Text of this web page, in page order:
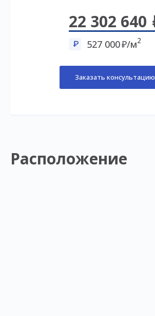
22 302 640
527 000 /м2
Заказать консультацию
Расположение